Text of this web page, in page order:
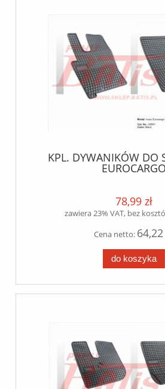
KPL. DYWANIKÓW DO
EUROCARGO
78,99 zł
zawiera 23% VAT, bez
Cena netto: 64,22
do koszyka